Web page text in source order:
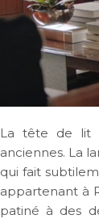
La tête de lit
anciennes. La
qui fait
appartenant à
patiné à des